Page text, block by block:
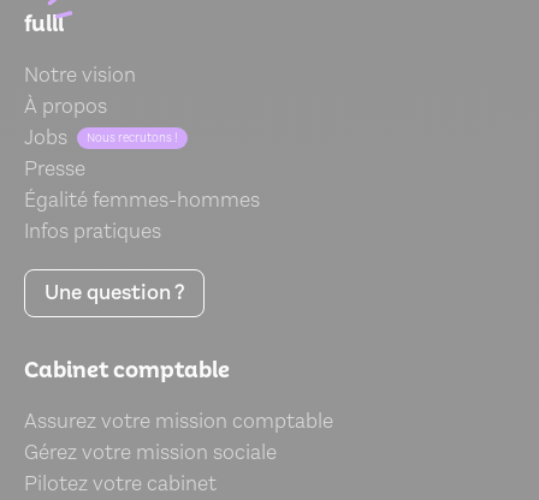
fulll
Notre vision
À propos
Jobs
Nous recrutons !
Presse
Égalité femmes-hommes
Infos pratiques
Une question ?
Cabinet comptable
Assurez votre mission comptable
Gérez votre mission sociale
Pilotez votre cabinet